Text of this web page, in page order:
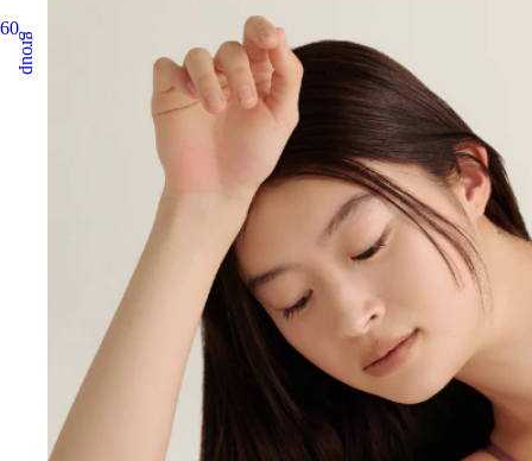
60
group